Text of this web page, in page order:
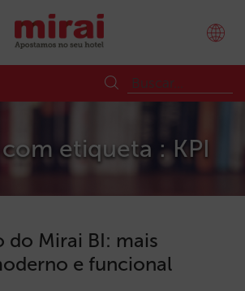
etiqueta : KPI
do Mirai BI: mais
e funcional